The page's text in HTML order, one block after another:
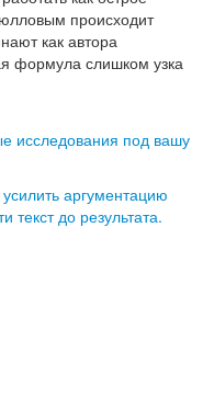
происходит
как автора
формула слишком узка
исследования под вашу
аргументацию
текст до результата.